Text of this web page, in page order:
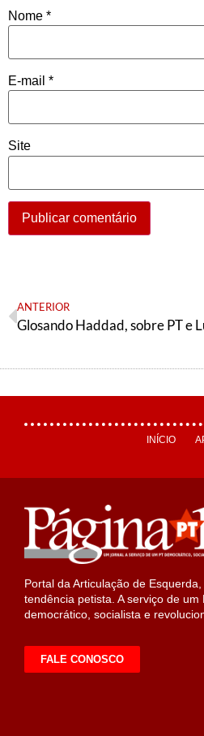
Nome *
E-mail *
Site
ANTERIOR
Glosando Haddad, sobre PT e
INÍCIO
Portal da Articulação de Esquerda,
tendência petista. A serviço de um
democrático, socialista e
FALE CONOSCO